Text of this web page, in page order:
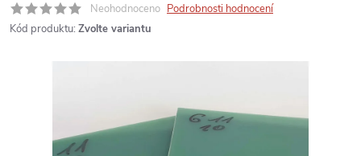
Neohodnoceno Podrobnosti hodnocení
Kód produktu: Zvolte variantu